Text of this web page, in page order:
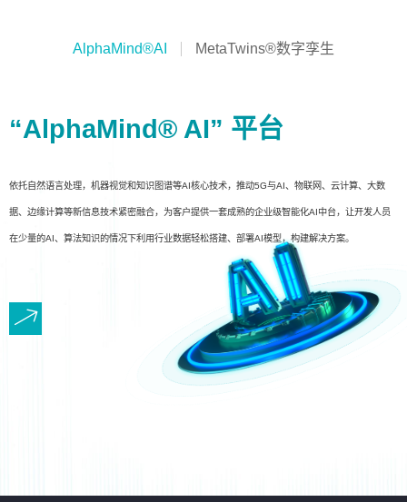
AlphaMind®AI MetaTwins®数字孪生
“AlphaMind® AI” 平台
依托自然语言处理，机器视觉和知识图谱等AI核心技术，推动5G与AI、物联网、云计算、大数
据、边缘计算等新信息技术紧密融合，为客户提供一套成熟的企业级智能化AI中台，让开发人员
在少量的AI、算法知识的情况下利用行业数据轻松搭建、部署AI模型，构建解决方案。